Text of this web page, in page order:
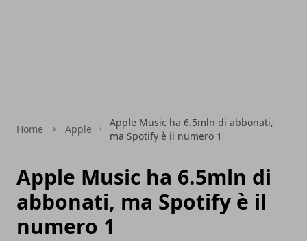
Home Apple
Apple Music ha 6.5mln di abbonati,
ma Spotify è il numero 1
Apple Music ha 6.5mln di
abbonati, ma Spotify è il
numero 1